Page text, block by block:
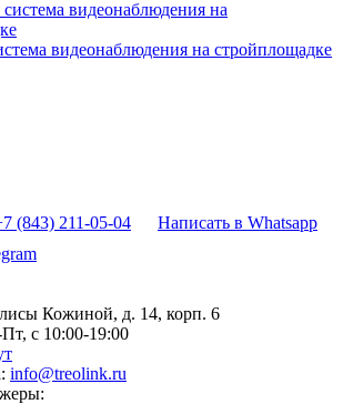
видеонаблюдения на стройплощадке
(843) 211-05-04
Написать в Whatsapp
Кожиной, д. 14, корп. 6
с 10:00-19:00
info@treolink.ru